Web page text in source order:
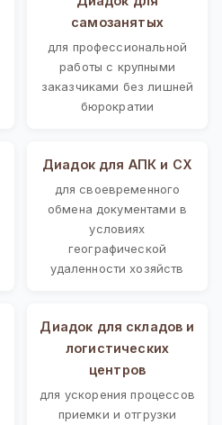
самозанятых
для профессиональной
работы с крупными
заказчиками без лишней
бюрократии
Диадок для АПК и СХ
для своевременного
обмена документами в
условиях
географической
удаленности хозяйств
Диадок для складов и
логистических
центров
для ускорения процессов
приемки и отгрузки